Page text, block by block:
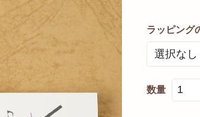
ラッピン
数量